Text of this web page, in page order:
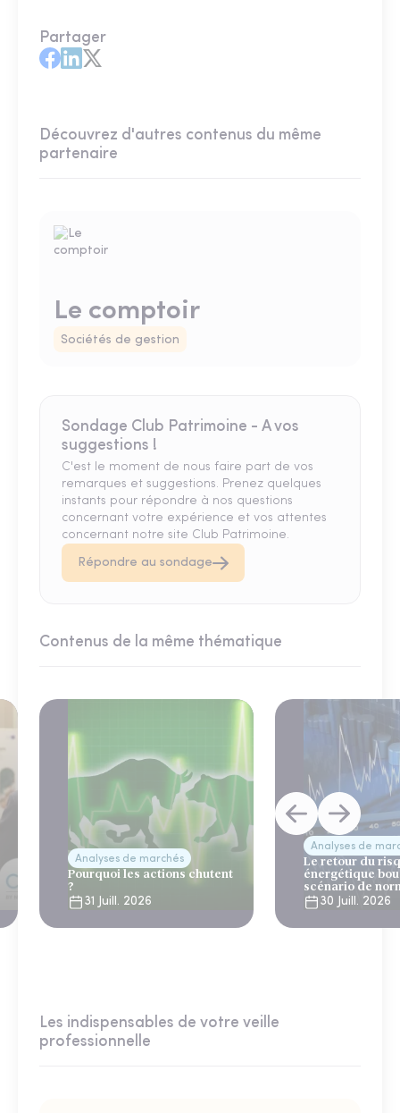
Partager
Découvrez d'autres contenus du même
partenaire
Le comptoir
Sociétés de gestion
Sondage Club Patrimoine - A vos
suggestions !
C'est le moment de nous faire part de vos
remarques et suggestions. Prenez quelques
instants pour répondre à nos questions
concernant votre expérience et vos attentes
concernant notre site Club Patrimoine.
Répondre au sondage
Contenus de la même thématique
Analyses de marchés
Pourquoi les actions chutent
?
31 Juill. 2026
Analyses de
Le retour du
énergétique
scénario de
30 Juill. 2026
Les indispensables de votre veille
professionnelle